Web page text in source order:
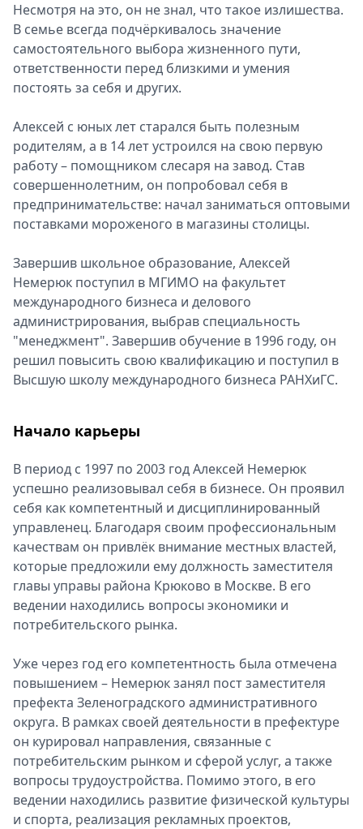
Несмотря на это, он не знал, что такое излишества.
В семье всегда подчёркивалось значение
самостоятельного выбора жизненного пути,
ответственности перед близкими и умения
постоять за себя и других.
Алексей с юных лет старался быть полезным
родителям, а в 14 лет устроился на свою первую
работу – помощником слесаря на завод. Став
совершеннолетним, он попробовал себя в
предпринимательстве: начал заниматься оптовыми
поставками мороженого в магазины столицы.
Завершив школьное образование, Алексей
Немерюк поступил в МГИМО на факультет
международного бизнеса и делового
администрирования, выбрав специальность
"менеджмент". Завершив обучение в 1996 году, он
решил повысить свою квалификацию и поступил в
Высшую школу международного бизнеса РАНХиГС.
Начало карьеры
В период с 1997 по 2003 год Алексей Немерюк
успешно реализовывал себя в бизнесе. Он проявил
себя как компетентный и дисциплинированный
управленец. Благодаря своим профессиональным
качествам он привлёк внимание местных властей,
которые предложили ему должность заместителя
главы управы района Крюково в Москве. В его
ведении находились вопросы экономики и
потребительского рынка.
Уже через год его компетентность была отмечена
повышением – Немерюк занял пост заместителя
префекта Зеленоградского административного
округа. В рамках своей деятельности в префектуре
он курировал направления, связанные с
потребительским рынком и сферой услуг, а также
вопросы трудоустройства. Помимо этого, в его
ведении находились развитие физической культуры
и спорта, реализация рекламных проектов,